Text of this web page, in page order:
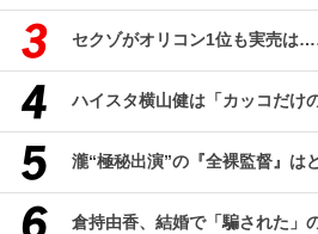
セクゾがオリコン1位も実売は
ハイスタ横山健は「カッコだけ
瀧“極秘出演”の『全裸監督』は
倉持由香、結婚で「騙された」